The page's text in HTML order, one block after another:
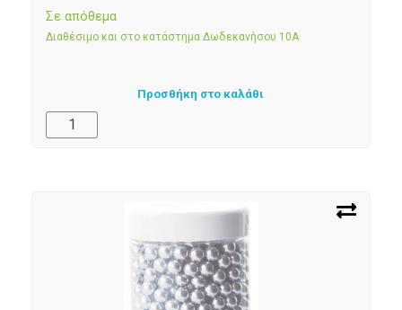
Σε απόθεμα
Διαθέσιμο και στο κατάστημα Δωδεκανήσου 10Α
Προσθήκη στο καλάθι